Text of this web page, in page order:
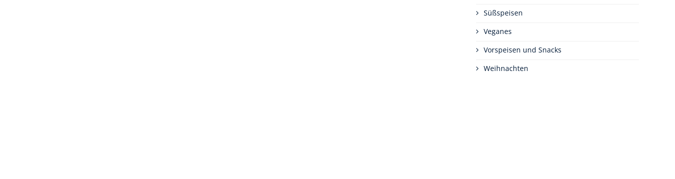
Süßspeisen
Veganes
Vorspeisen und Snacks
Weihnachten